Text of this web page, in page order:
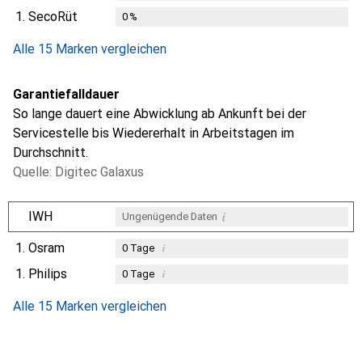
1. SecoRüt 0%
Alle 15 Marken vergleichen
Garantiefalldauer
So lange dauert eine Abwicklung ab Ankunft bei der
Servicestelle bis Wiedererhalt in Arbeitstagen im
Durchschnitt.
Quelle: Digitec Galaxus
IWH Ungenügende Daten i
1. Osram 0Tage i
1. Philips 0Tage i
Alle 15 Marken vergleichen